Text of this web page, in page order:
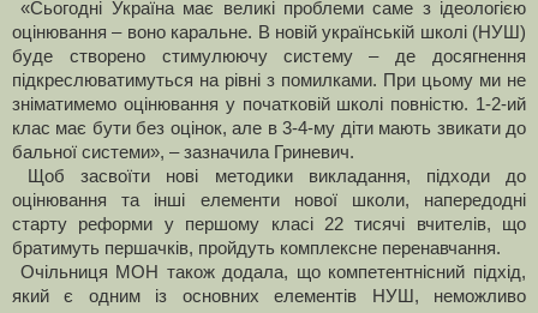
«Сьогодні Україна має великі проблеми саме з ідеологією
оцінювання – воно каральне. В новій українській школі (НУШ)
буде створено стимулюючу систему – де досягнення
підкреслюватимуться на рівні з помилками. При цьому ми не
зніматимемо оцінювання у початковій школі повністю. 1-2-ий
клас має бути без оцінок, але в 3-4-му діти мають звикати до
бальної системи», – зазначила Гриневич.
Щоб засвоїти нові методики викладання, підходи до
оцінювання та інші елементи нової школи, напередодні
старту реформи у першому класі 22 тисячі вчителів, що
братимуть першачків, пройдуть комплексне перенавчання.
Очільниця МОН також додала, що компетентнісний підхід,
який є одним із основних елементів НУШ, неможливо